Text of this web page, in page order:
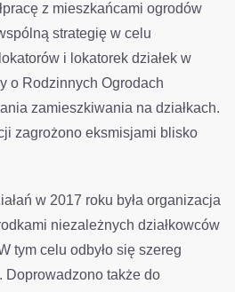
z mieszkańcami ogrodów
strategię w celu
i lokatorek działek w
o Rodzinnych Ogrodach
zamieszkiwania na działkach.
zagrożono eksmisjami blisko
w 2017 roku była organizacja
niezależnych działkowców
tym celu odbyło się szereg
Doprowadzono także do